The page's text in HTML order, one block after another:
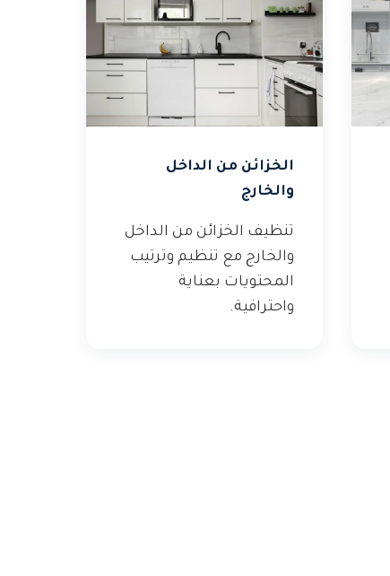
الخزائن من الداخل
والخارج
تنظيف الخزائن من الداخل
والخارج مع تنظيم وترتيب
المحتويات بعناية
واحترافية.